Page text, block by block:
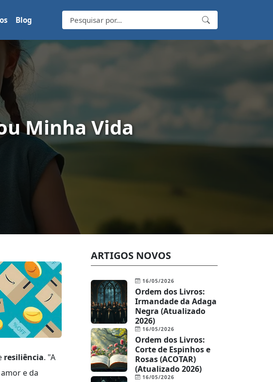
Blog
Minha Vida
resiliência. "A
e da
ARTIGOS NOVOS
16/05/2026
Ordem dos Livros:
Irmandade da Adaga
Negra (Atualizado
2026)
16/05/2026
Ordem dos Livros:
Corte de Espinhos e
Rosas (ACOTAR)
(Atualizado 2026)
16/05/2026